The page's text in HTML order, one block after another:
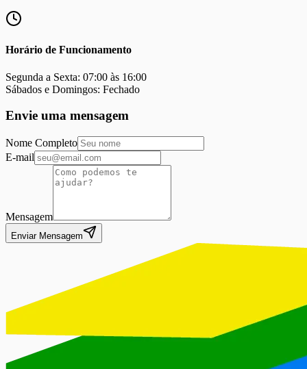
Horário de Funcionamento
Segunda a Sexta: 07:00 às 16:00
Sábados e Domingos: Fechado
Envie uma mensagem
Nome Completo
E-mail
Mensagem
Enviar Mensagem